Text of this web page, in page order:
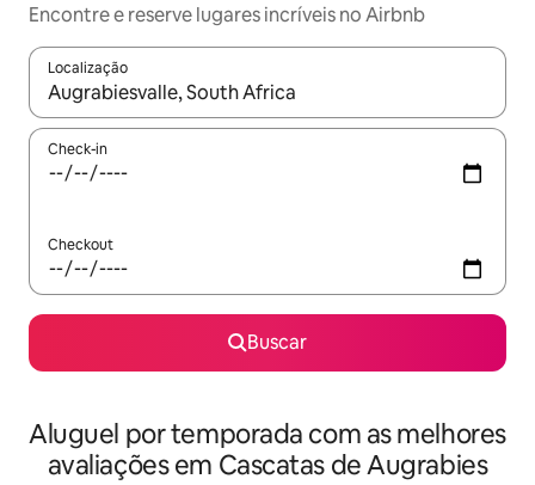
Encontre e reserve lugares incríveis no Airbnb
Localização
Quando os resultados estiverem disponíveis, explore-os
Check-in
Checkout
Buscar
Aluguel por temporada com as melhores
avaliações em Cascatas de Augrabies